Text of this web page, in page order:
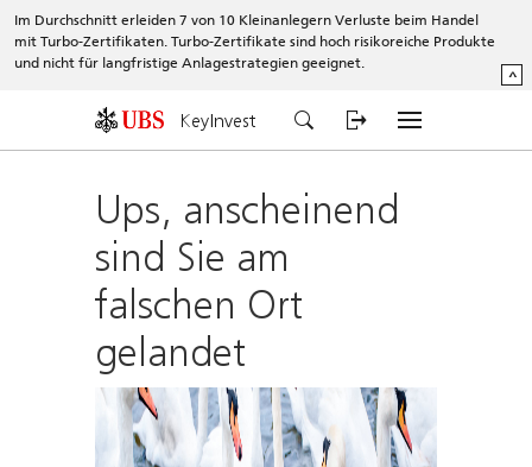
Im Durchschnitt erleiden 7 von 10 Kleinanlegern Verluste beim Handel
mit Turbo-Zertifikaten. Turbo-Zertifikate sind hoch risikoreiche Produkte
und nicht für langfristige Anlagestrategien geeignet.
^
KeyInvest
Ups, anscheinend
sind Sie am
falschen Ort
gelandet